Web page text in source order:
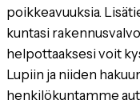
poikkeavuuksia.
kuntasi
helpottaaksesi voit
Lupiin ja niiden
henkilökuntamme